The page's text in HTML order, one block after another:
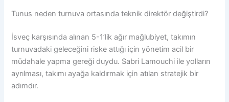
Tunus neden turnuva ortasında teknik direktör değiştirdi?
İsveç karşısında alınan 5-1’lik ağır mağlubiyet, takımın
turnuvadaki geleceğini riske attığı için yönetim acil bir
müdahale yapma gereği duydu. Sabri Lamouchi ile yolların
ayrılması, takımı ayağa kaldırmak için atılan stratejik bir
adımdır.